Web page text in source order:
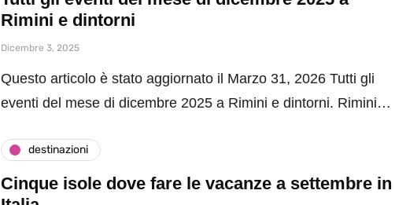
Rimini e dintorni
Dicembre 3, 2025
Questo articolo è stato aggiornato il Marzo 31, 2026 Tutti gli
eventi del mese di dicembre 2025 a Rimini e dintorni. Rimini…
destinazioni
Cinque isole dove fare le vacanze a settembre in